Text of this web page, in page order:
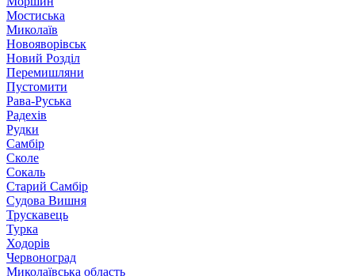
Мостиська
Миколаїв
Новояворівськ
Новий Розділ
Перемишляни
Пустомити
Рава-Руська
Радехів
Рудки
Самбір
Сколе
Сокаль
Старий Самбір
Судова Вишня
Трускавець
Турка
Ходорів
Червоноград
Миколаївська область